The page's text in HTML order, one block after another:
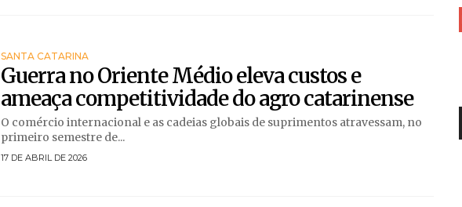
SANTA CATARINA
Guerra no Oriente Médio eleva custos e
ameaça competitividade do agro catarinense
O comércio internacional e as cadeias globais de suprimentos atravessam, no
primeiro semestre de...
17 DE ABRIL DE 2026